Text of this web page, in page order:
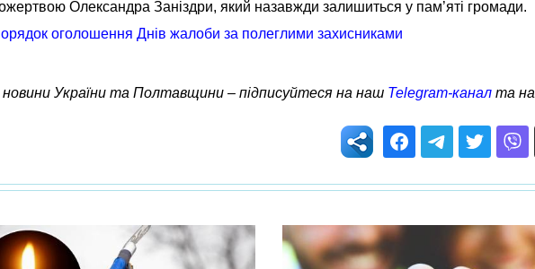
Олександра Заніздри, який назавжди залишиться у пам’яті громади.
оголошення Днів жалоби за полеглими захисниками
новини України та Полтавщини – підписуйтеся на наш Telegram-канал та на